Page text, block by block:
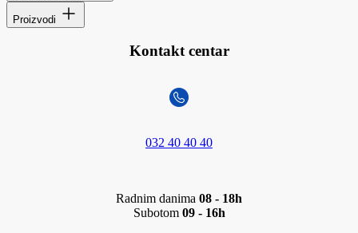
Proizvodi
Kontakt centar
032 40 40 40
Radnim danima 08 - 18h
Subotom 09 - 16h